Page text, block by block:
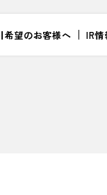
希望のお客様へ IR情